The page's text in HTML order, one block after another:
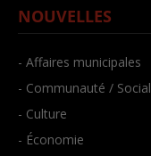
NOUVELLES
- Affaires municipales
- Communauté / Social
- Culture
- Économie